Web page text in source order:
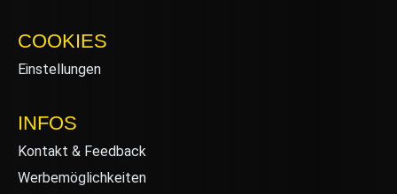
COOKIES
Einstellungen
INFOS
Kontakt & Feedback
Werbemöglichkeiten